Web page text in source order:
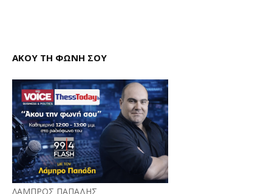
ΑΚΟΥ ΤΗ ΦΩΝΗ ΣΟΥ
ΛΑΜΠΡΟΣ ΠΑΠΑΔΗΣ